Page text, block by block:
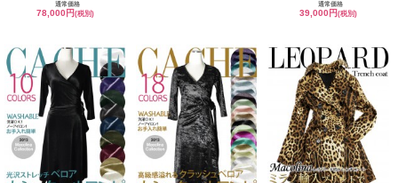
通常価格
78,000円(税別)
通常価格
39,000円(税別)